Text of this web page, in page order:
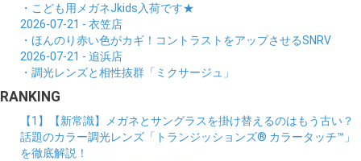
・こども用メガネJkids入荷です★
2026-07-21 - 衣笠店
・ほんのり赤い色がカギ！コントラストをアップさせるSNRV
2026-07-21 - 追浜店
・調光レンズと相性抜群「ミクサージュ」
RANKING
【1】【新常識】メガネとサングラスを掛け替えるのはもう古い？
話題のカラー調光レンズ「トランジッションズ® カラータッチ™」
を徹底解説！